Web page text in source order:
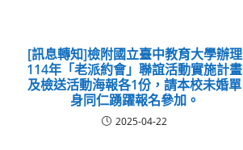
[訊息轉知]檢附國立臺中教育大學辦理
114年「老派約會」聯誼活動實施計畫
及檢送活動海報各1份，請本校未婚單
身同仁踴躍報名參加。
2025-04-22